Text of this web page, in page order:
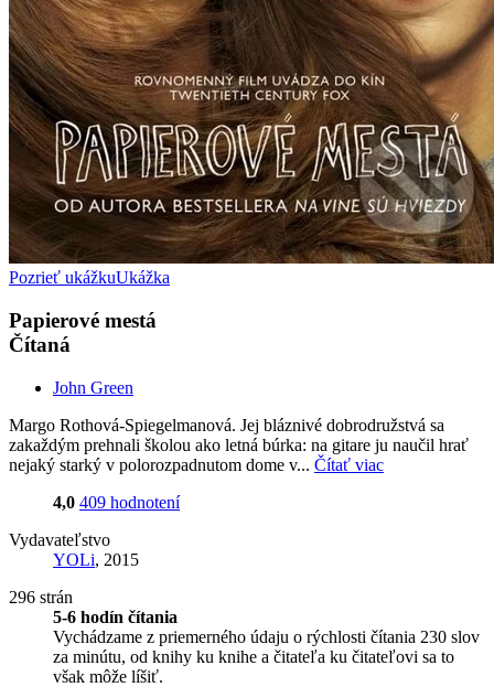
Pozrieť ukážkuUkážka
Papierové mestá
Čítaná
John Green
Margo Rothová-Spiegelmanová. Jej bláznivé dobrodružstvá sa
zakaždým prehnali školou ako letná búrka: na gitare ju naučil hrať
nejaký starký v polorozpadnutom dome v... Čítať viac
4,0 409 hodnotení
Vydavateľstvo
YOLi, 2015
296 strán
5-6 hodín čítania
Vychádzame z priemerného údaju o rýchlosti čítania 230 slov
za minútu, od knihy ku knihe a čitateľa ku čitateľovi sa to
však môže líšiť.